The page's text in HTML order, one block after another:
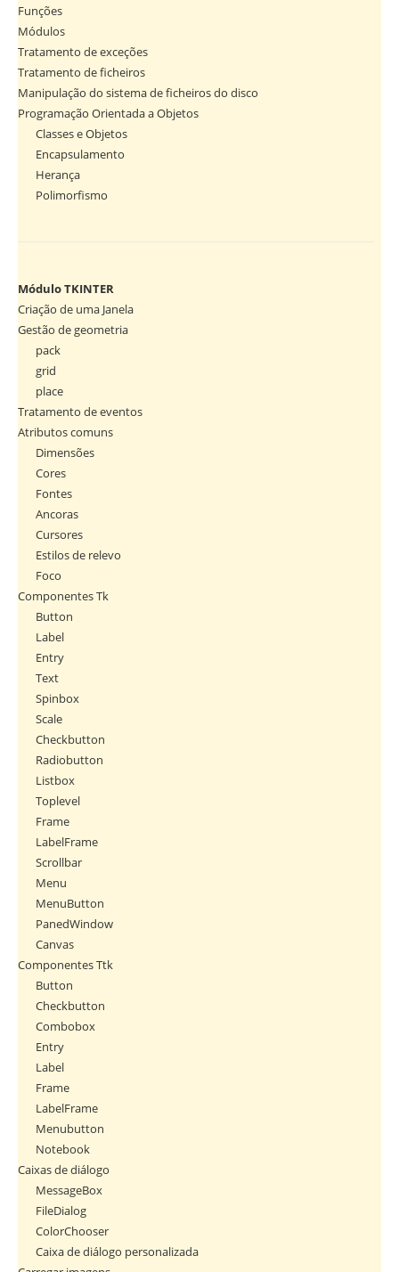
Funções
Módulos
Tratamento de exceções
Tratamento de ficheiros
Manipulação do sistema de ficheiros do disco
Programação Orientada a Objetos
Classes e Objetos
Encapsulamento
Herança
Polimorfismo
Módulo TKINTER
Criação de uma Janela
Gestão de geometria
pack
grid
place
Tratamento de eventos
Atributos comuns
Dimensões
Cores
Fontes
Ancoras
Cursores
Estilos de relevo
Foco
Componentes Tk
Button
Label
Entry
Text
Spinbox
Scale
Checkbutton
Radiobutton
Listbox
Toplevel
Frame
LabelFrame
Scrollbar
Menu
MenuButton
PanedWindow
Canvas
Componentes Ttk
Button
Checkbutton
Combobox
Entry
Label
Frame
LabelFrame
Menubutton
Notebook
Caixas de diálogo
MessageBox
FileDialog
ColorChooser
Caixa de diálogo personalizada